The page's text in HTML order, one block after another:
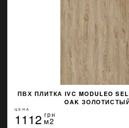
ПВХ ПЛИТКА IVC MODULEO
OAK
ЦЕНА
1112 грн
м2